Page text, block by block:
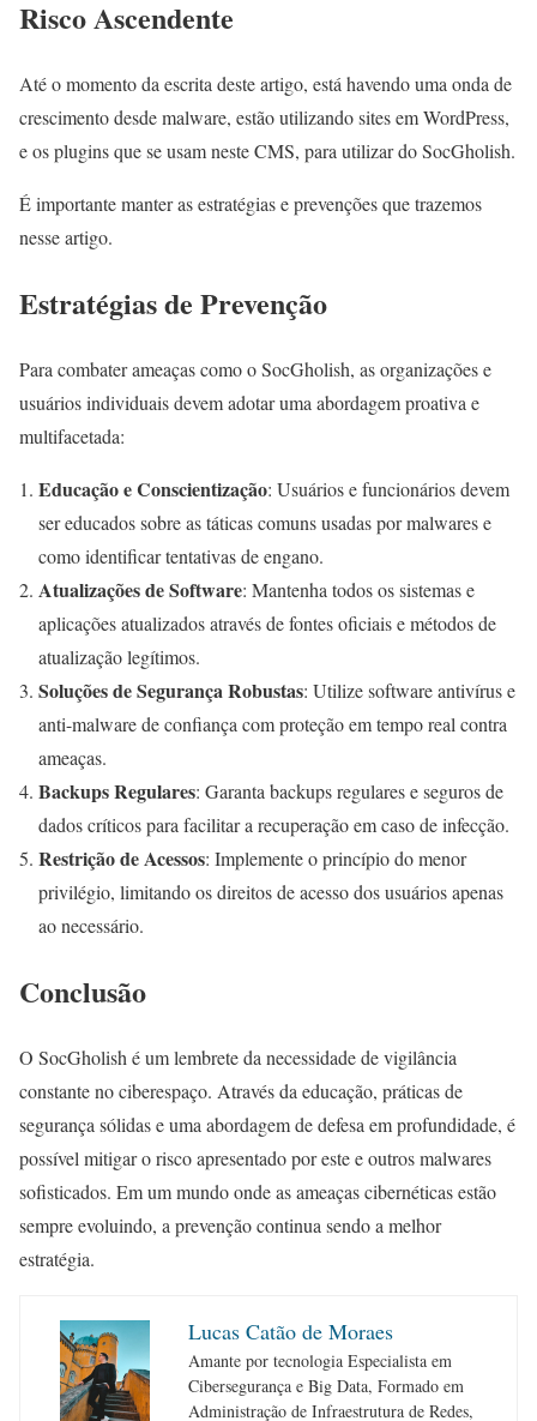
Risco Ascendente
Até o momento da escrita deste artigo, está havendo uma onda de
crescimento desde malware, estão utilizando sites em WordPress,
e os plugins que se usam neste CMS, para utilizar do SocGholish.
É importante manter as estratégias e prevenções que trazemos
nesse artigo.
Estratégias de Prevenção
Para combater ameaças como o SocGholish, as organizações e
usuários individuais devem adotar uma abordagem proativa e
multifacetada:
Educação e Conscientização: Usuários e funcionários devem
ser educados sobre as táticas comuns usadas por malwares e
como identificar tentativas de engano.
Atualizações de Software: Mantenha todos os sistemas e
aplicações atualizados através de fontes oficiais e métodos de
atualização legítimos.
Soluções de Segurança Robustas: Utilize software antivírus e
anti-malware de confiança com proteção em tempo real contra
ameaças.
Backups Regulares: Garanta backups regulares e seguros de
dados críticos para facilitar a recuperação em caso de infecção.
Restrição de Acessos: Implemente o princípio do menor
privilégio, limitando os direitos de acesso dos usuários apenas
ao necessário.
Conclusão
O SocGholish é um lembrete da necessidade de vigilância
constante no ciberespaço. Através da educação, práticas de
segurança sólidas e uma abordagem de defesa em profundidade, é
possível mitigar o risco apresentado por este e outros malwares
sofisticados. Em um mundo onde as ameaças cibernéticas estão
sempre evoluindo, a prevenção continua sendo a melhor
estratégia.
Lucas Catão de Moraes
Amante por tecnologia Especialista em
Cibersegurança e Big Data, Formado em
Administração de Infraestrutura de Redes,